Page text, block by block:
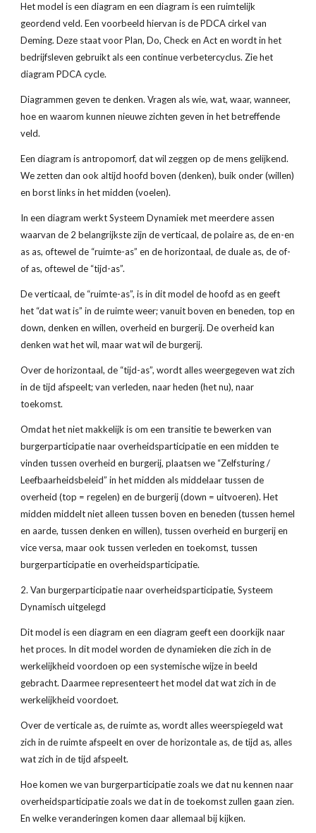
Het model is een diagram en een diagram is een ruimtelijk
geordend veld. Een voorbeeld hiervan is de PDCA cirkel van
Deming. Deze staat voor Plan, Do, Check en Act en wordt in het
bedrijfsleven gebruikt als een continue verbetercyclus. Zie het
diagram PDCA cycle.
Diagrammen geven te denken. Vragen als wie, wat, waar, wanneer,
hoe en waarom kunnen nieuwe zichten geven in het betreffende
veld.
Een diagram is antropomorf, dat wil zeggen op de mens gelijkend.
We zetten dan ook altijd hoofd boven (denken), buik onder (willen)
en borst links in het midden (voelen).
In een diagram werkt Systeem Dynamiek met meerdere assen
waarvan de 2 belangrijkste zijn de verticaal, de polaire as, de en-en
as as, oftewel de “ruimte-as” en de horizontaal, de duale as, de of-
of as, oftewel de “tijd-as”.
De verticaal, de “ruimte-as”, is in dit model de hoofd as en geeft
het “dat wat is” in de ruimte weer; vanuit boven en beneden, top en
down, denken en willen, overheid en burgerij. De overheid kan
denken wat het wil, maar wat wil de burgerij.
Over de horizontaal, de “tijd-as”, wordt alles weergegeven wat zich
in de tijd afspeelt; van verleden, naar heden (het nu), naar
toekomst.
Omdat het niet makkelijk is om een transitie te bewerken van
burgerparticipatie naar overheidsparticipatie en een midden te
vinden tussen overheid en burgerij, plaatsen we “Zelfsturing /
Leefbaarheidsbeleid” in het midden als middelaar tussen de
overheid (top = regelen) en de burgerij (down = uitvoeren). Het
midden middelt niet alleen tussen boven en beneden (tussen hemel
en aarde, tussen denken en willen), tussen overheid en burgerij en
vice versa, maar ook tussen verleden en toekomst, tussen
burgerparticipatie en overheidsparticipatie.
2. Van burgerparticipatie naar overheidsparticipatie, Systeem
Dynamisch uitgelegd
Dit model is een diagram en een diagram geeft een doorkijk naar
het proces. In dit model worden de dynamieken die zich in de
werkelijkheid voordoen op een systemische wijze in beeld
gebracht. Daarmee representeert het model dat wat zich in de
werkelijkheid voordoet.
Over de verticale as, de ruimte as, wordt alles weerspiegeld wat
zich in de ruimte afspeelt en over de horizontale as, de tijd as, alles
wat zich in de tijd afspeelt.
Hoe komen we van burgerparticipatie zoals we dat nu kennen naar
overheidsparticipatie zoals we dat in de toekomst zullen gaan zien.
En welke veranderingen komen daar allemaal bij kijken.